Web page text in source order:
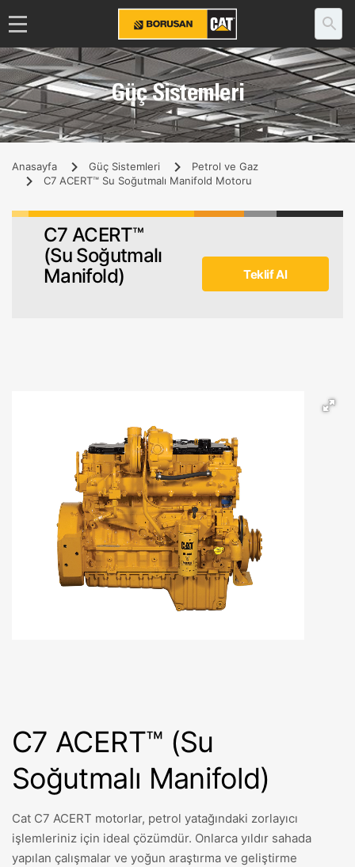
Güç Sistemleri
Anasayfa Güç Sistemleri
Petrol ve Gaz
C7 ACERT™ Su Soğutmalı Manifold Motoru
C7 ACERT™
(Su Soğutmalı
Manifold)
Teklif Al
C7 ACERT™ (Su
Soğutmalı Manifold)
Cat C7 ACERT motorlar, petrol yatağındaki zorlayıcı
işlemleriniz için ideal çözümdür. Onlarca yıldır sahada
yapılan çalışmalar ve yoğun araştırma ve geliştirme